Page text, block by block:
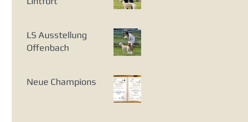
LS Ausstellung
Offenbach
Neue Champions